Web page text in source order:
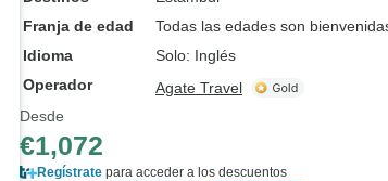
Franja de edad
Todas las edades son
Idioma
Solo: Inglés
Operador
Agate Travel
Desde
€1,072
Regístrate para acceder a los descuentos